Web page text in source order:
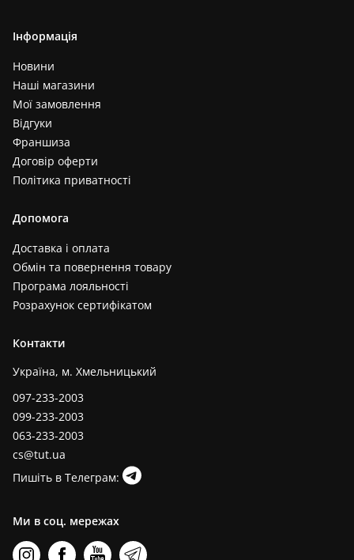
Інформація
Новини
Наші магазини
Мої замовлення
Відгуки
Франшиза
Договір оферти
Політика приватності
Допомога
Доставка і оплата
Обмін та повернення товару
Програма лояльності
Розрахунок сертифікатом
Контакти
Україна, м. Хмельницький
097-233-2003
099-233-2003
063-233-2003
cs@tut.ua
Пишіть в Телеграм:
Ми в соц. мережах